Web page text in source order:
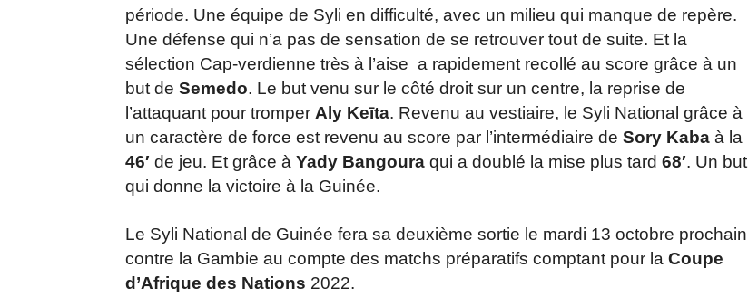
période. Une équipe de Syli en difficulté, avec un milieu qui manque de repère.
Une défense qui n’a pas de sensation de se retrouver tout de suite. Et la
sélection Cap-verdienne très à l’aise a rapidement recollé au score grâce à un
but de Semedo. Le but venu sur le côté droit sur un centre, la reprise de
l’attaquant pour tromper Aly Keīta. Revenu au vestiaire, le Syli National grâce à
un caractère de force est revenu au score par l’intermédiaire de Sory Kaba à la
46′ de jeu. Et grâce à Yady Bangoura qui a doublé la mise plus tard 68′. Un but
qui donne la victoire à la Guinée.
Le Syli National de Guinée fera sa deuxième sortie le mardi 13 octobre prochain
contre la Gambie au compte des matchs préparatifs comptant pour la Coupe
d’Afrique des Nations 2022.